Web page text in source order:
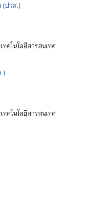
(ปวส.)
คโนโลยีสารสนเทศ
คโนโลยีสารสนเทศ